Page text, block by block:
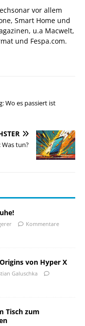
vor allem
Smart Home und
u.a Macwelt,
und Fespa.com.
Wo es passiert ist
tun?
Kommentare
von Hyper X
Galuschka
Tisch zum